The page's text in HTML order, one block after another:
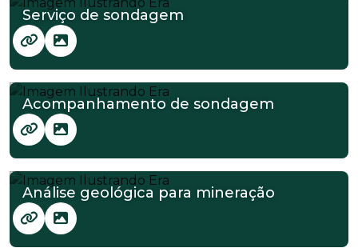
Serviço de sondagem
Acompanhamento de sondagem
Análise geológica para mineração